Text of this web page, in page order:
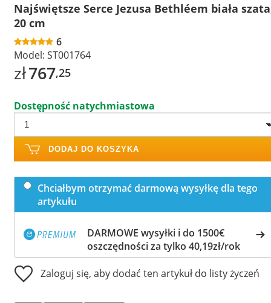
Najświętsze Serce Jezusa Bethléem biała
20 cm
6
Model: ST001764
zł767,25
Dostępność natychmiastowa
DODAJ DO KOSZYKA
Chciałbym otrzymać darmową wysyłkę dla tego
artykułu
DARMOWE wysyłki i do 1500€
oszczędności za tylko 40,19zł/rok
Zaloguj się, aby dodać ten artykuł do listy życzeń